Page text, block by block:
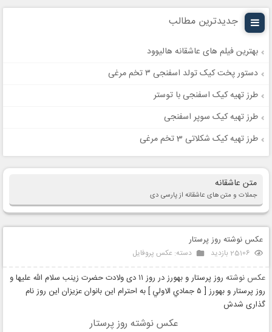
جدیدترین مطالب
بهترین فیلم های عاشقانه هالیوود
دستور پخت کیک تولد اسفنجی ۳ تخم مرغی
طرز تهیه کیک اسفنجی با توستر
طرز تهیه کیک سوپر اسفنجی
طرز تهیه کیک شکلاتی 3 تخم مرغی
متن عاشقانه
جملات و متن های عاشقانه از پارسی دی
عکس نوشته روز پرستار
25106 بازدید دسته: عکس پروفایل
عکس نوشته
روز پرستار و بهورز در روز ۱۱ دی ولادت حضرت زینب سلام الله علیها و
روز پرستار و بهورز [ ٥ جمادي الاولي ] به احترام این بانوان عزیزان این روز نام
گذاری شدش
عکس نوشته روز پرستار